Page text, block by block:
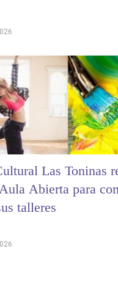
Las Toninas
Abierta para
talleres